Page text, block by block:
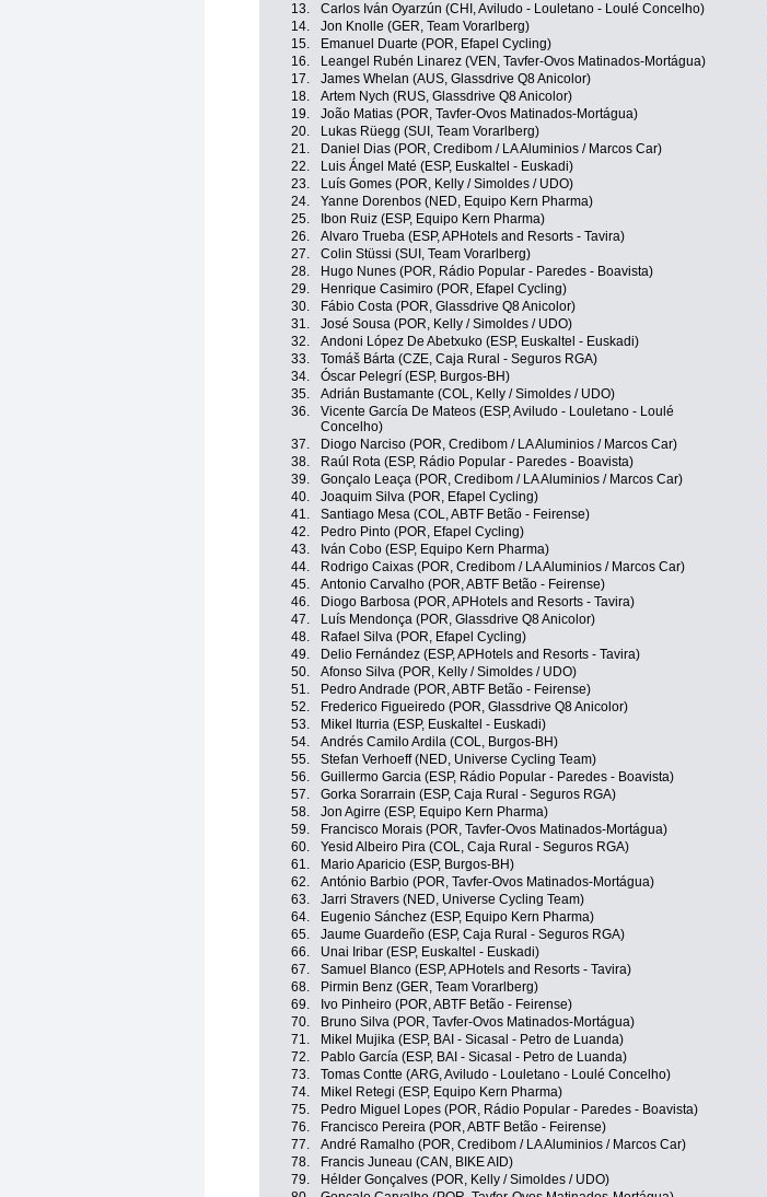
13.
Carlos Iván Oyarzún (CHI, Aviludo - Louletano - Loulé Concelho)
14.
Jon Knolle (GER, Team Vorarlberg)
15.
Emanuel Duarte (POR, Efapel Cycling)
16.
Leangel Rubén Linarez (VEN, Tavfer-Ovos Matinados-Mortágua)
17.
James Whelan (AUS, Glassdrive Q8 Anicolor)
18.
Artem Nych (RUS, Glassdrive Q8 Anicolor)
19.
João Matias (POR, Tavfer-Ovos Matinados-Mortágua)
20.
Lukas Rüegg (SUI, Team Vorarlberg)
21.
Daniel Dias (POR, Credibom / LA Aluminios / Marcos Car)
22.
Luis Ángel Maté (ESP, Euskaltel - Euskadi)
23.
Luís Gomes (POR, Kelly / Simoldes / UDO)
24.
Yanne Dorenbos (NED, Equipo Kern Pharma)
25.
Ibon Ruiz (ESP, Equipo Kern Pharma)
26.
Alvaro Trueba (ESP, APHotels and Resorts - Tavira)
27.
Colin Stüssi (SUI, Team Vorarlberg)
28.
Hugo Nunes (POR, Rádio Popular - Paredes - Boavista)
29.
Henrique Casimiro (POR, Efapel Cycling)
30.
Fábio Costa (POR, Glassdrive Q8 Anicolor)
31.
José Sousa (POR, Kelly / Simoldes / UDO)
32.
Andoni López De Abetxuko (ESP, Euskaltel - Euskadi)
33.
Tomáš Bárta (CZE, Caja Rural - Seguros RGA)
34.
Óscar Pelegrí (ESP, Burgos-BH)
35.
Adrián Bustamante (COL, Kelly / Simoldes / UDO)
36.
Vicente García De Mateos (ESP, Aviludo - Louletano - Loulé
Concelho)
37. Diogo Narciso (POR, Credibom / LA Aluminios / Marcos Car)
38.
Raúl Rota (ESP, Rádio Popular - Paredes - Boavista)
39.
Gonçalo Leaça (POR, Credibom / LA Aluminios / Marcos Car)
40.
Joaquim Silva (POR, Efapel Cycling)
41.
Santiago Mesa (COL, ABTF Betão - Feirense)
42.
Pedro Pinto (POR, Efapel Cycling)
43.
Iván Cobo (ESP, Equipo Kern Pharma)
44.
Rodrigo Caixas (POR, Credibom / LA Aluminios / Marcos Car)
45.
Antonio Carvalho (POR, ABTF Betão - Feirense)
46.
Diogo Barbosa (POR, APHotels and Resorts - Tavira)
47.
Luís Mendonça (POR, Glassdrive Q8 Anicolor)
48.
Rafael Silva (POR, Efapel Cycling)
49.
Delio Fernández (ESP, APHotels and Resorts - Tavira)
50.
Afonso Silva (POR, Kelly / Simoldes / UDO)
51.
Pedro Andrade (POR, ABTF Betão - Feirense)
52.
Frederico Figueiredo (POR, Glassdrive Q8 Anicolor)
53.
Mikel Iturria (ESP, Euskaltel - Euskadi)
54.
Andrés Camilo Ardila (COL, Burgos-BH)
55.
Stefan Verhoeff (NED, Universe Cycling Team)
56.
Guillermo Garcia (ESP, Rádio Popular - Paredes - Boavista)
57.
Gorka Sorarrain (ESP, Caja Rural - Seguros RGA)
58.
Jon Agirre (ESP, Equipo Kern Pharma)
59.
Francisco Morais (POR, Tavfer-Ovos Matinados-Mortágua)
60.
Yesid Albeiro Pira (COL, Caja Rural - Seguros RGA)
61.
Mario Aparicio (ESP, Burgos-BH)
62.
António Barbio (POR, Tavfer-Ovos Matinados-Mortágua)
63.
Jarri Stravers (NED, Universe Cycling Team)
64.
Eugenio Sánchez (ESP, Equipo Kern Pharma)
65.
Jaume Guardeño (ESP, Caja Rural - Seguros RGA)
66.
Unai Iribar (ESP, Euskaltel - Euskadi)
67.
Samuel Blanco (ESP, APHotels and Resorts - Tavira)
68.
Pirmin Benz (GER, Team Vorarlberg)
69.
Ivo Pinheiro (POR, ABTF Betão - Feirense)
70.
Bruno Silva (POR, Tavfer-Ovos Matinados-Mortágua)
71.
Mikel Mujika (ESP, BAI - Sicasal - Petro de Luanda)
72.
Pablo García (ESP, BAI - Sicasal - Petro de Luanda)
73.
Tomas Contte (ARG, Aviludo - Louletano - Loulé Concelho)
74.
Mikel Retegi (ESP, Equipo Kern Pharma)
75.
Pedro Miguel Lopes (POR, Rádio Popular - Paredes - Boavista)
76.
Francisco Pereira (POR, ABTF Betão - Feirense)
77.
André Ramalho (POR, Credibom / LA Aluminios / Marcos Car)
78.
Francis Juneau (CAN, BIKE AID)
79.
Hélder Gonçalves (POR, Kelly / Simoldes / UDO)